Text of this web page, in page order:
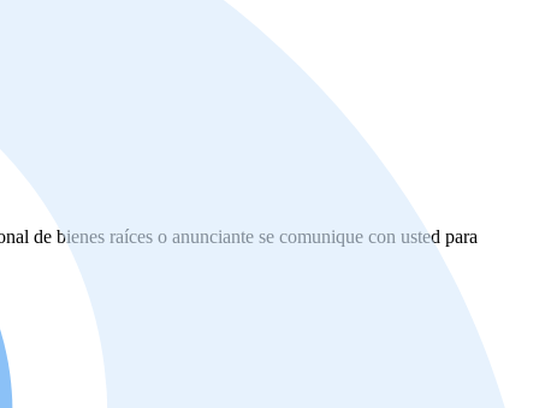
de bienes raíces o anunciante se comunique con usted para